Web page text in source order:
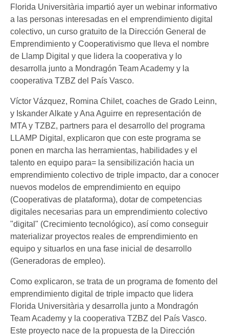
Florida Universitària impartió ayer un webinar informativo
a las personas interesadas en el emprendimiento digital
colectivo, un curso gratuito de la Dirección General de
Emprendimiento y Cooperativismo que lleva el nombre
de Llamp Digital y que lidera la cooperativa y lo
desarrolla junto a Mondragón Team Academy y la
cooperativa TZBZ del País Vasco.
Víctor Vázquez, Romina Chilet, coaches de Grado Leinn,
y Iskander Alkate y Ana Aguirre en representación de
MTA y TZBZ, partners para el desarrollo del programa
LLAMP Digital, explicaron que con este programa se
ponen en marcha las herramientas, habilidades y el
talento en equipo para= la sensibilización hacia un
emprendimiento colectivo de triple impacto, dar a conocer
nuevos modelos de emprendimiento en equipo
(Cooperativas de plataforma), dotar de competencias
digitales necesarias para un emprendimiento colectivo
"digital" (Crecimiento tecnológico), así como conseguir
materializar proyectos reales de emprendimiento en
equipo y situarlos en una fase inicial de desarrollo
(Generadoras de empleo).
Como explicaron, se trata de un programa de fomento del
emprendimiento digital de triple impacto que lidera
Florida Universitària y desarrolla junto a Mondragón
Team Academy y la cooperativa TZBZ del País Vasco.
Este proyecto nace de la propuesta de la Dirección